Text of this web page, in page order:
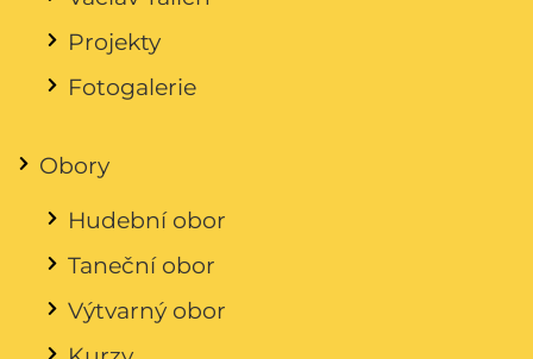
Projekty
Fotogalerie
Obory
Hudební obor
Taneční obor
Výtvarný obor